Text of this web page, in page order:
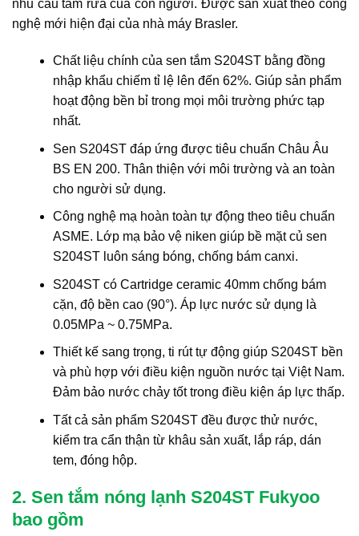
nhu cầu tắm rửa của con người. Được sản xuất theo công
nghệ mới hiện đại của nhà máy Brasler.
Chất liệu chính của sen tắm S204ST bằng đồng
nhập khẩu chiếm tỉ lệ lên đến 62%. Giúp sản phẩm
hoạt động bền bỉ trong mọi môi trường phức tạp
nhất.
Sen S204ST đáp ứng được tiêu chuẩn Châu Âu
BS EN 200. Thân thiện với môi trường và an toàn
cho người sử dụng.
Công nghệ mạ hoàn toàn tự động theo tiêu chuẩn
ASME. Lớp mạ bảo vệ niken giúp bề mặt củ sen
S204ST luôn sáng bóng, chống bám canxi.
S204ST có Cartridge ceramic 40mm chống bám
cặn, độ bền cao (90°). Áp lực nước sử dụng là
0.05MPa ~ 0.75MPa.
Thiết kế sang trọng, ti rút tự động giúp S204ST bền
và phù hợp với điều kiện nguồn nước tại Việt Nam.
Đảm bảo nước chảy tốt trong điều kiện áp lực thấp.
Tất cả sản phẩm S204ST đều được thử nước,
kiểm tra cẩn thận từ khâu sản xuất, lắp ráp, dán
tem, đóng hộp.
2. Sen tắm nóng lạnh S204ST Fukyoo
bao gồm